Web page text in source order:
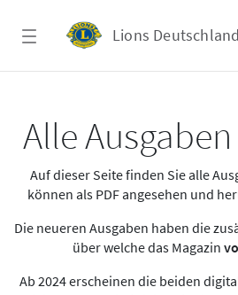
Lions Deutschland
Alle
Auf dieser Seite finden Sie alle
können als PDF angesehen und
Die neueren Ausgaben haben die
über welche das Magazin
Ab 2024 erscheinen die beiden